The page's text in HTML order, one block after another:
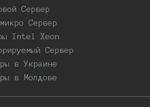
Сервер
Сервер
Intel Xeon
Сервер
в Украине
в Молдове